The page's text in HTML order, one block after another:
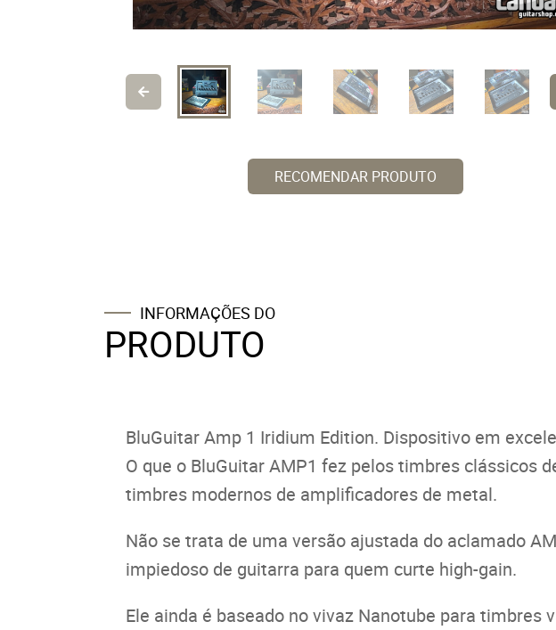
RECOMENDAR PRODUTO
INFORMAÇÕES DO
PRODUTO
BluGuitar Amp 1 Iridium Edition. Dispositivo em
O que o BluGuitar AMP1 fez pelos timbres clássicos
timbres modernos de amplificadores de metal.
Não se trata de uma versão ajustada do aclamado
impiedoso de guitarra para quem curte high-gain.
Ele ainda é baseado no vivaz Nanotube para